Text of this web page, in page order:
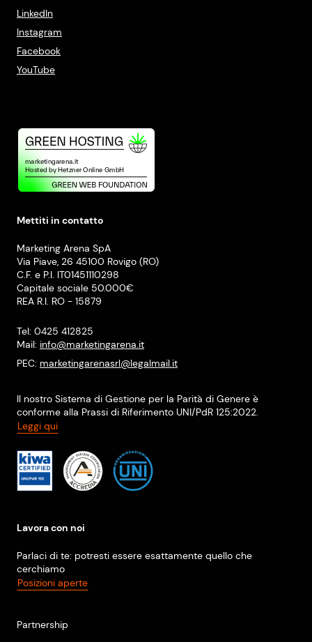
LinkedIn
Instagram
Facebook
YouTube
Mettiti in contatto
Marketing Arena SpA
Via Piave, 26 45100 Rovigo (RO)
C.F. e P.I. IT01451110298
Capitale sociale 50.000€
REA R.I. RO - 15879
Tel: 0425 412825
Mail: info@marketingarena.it
PEC: marketingarenasrl@legalmail.it
Il nostro Sistema di Gestione per la Parità di Genere è
conforme alla Prassi di Riferimento UNI/PdR 125:2022.
Leggi qui
Lavora con noi
Parlaci di te: potresti essere esattamente quello che
cerchiamo
Posizioni aperte
Partnership